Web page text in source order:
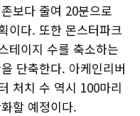
보다 줄여 20분으로
이다. 또한 몬스터파크
테이지 수를 축소하는
단축한다. 아케인리버
처치 수 역시 100마리
할 예정이다.